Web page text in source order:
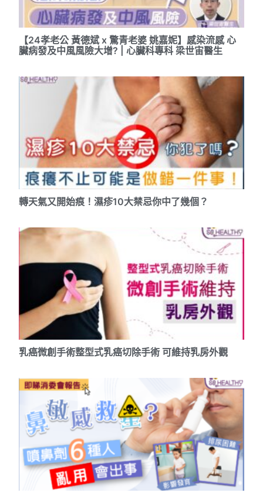
【24孝老公 黃德斌 x 驚青老婆 姚嘉妮】感染流感 心
臟病發及中風風險大增? | 心臟科專科 梁世宙醫生
轉天氣又開始痕！濕疹10大禁忌你中了幾個？
乳癌微創手術整型式乳癌切除手術 可維持乳房外觀